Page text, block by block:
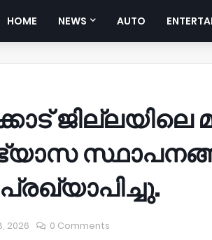
HOME NEWS AUTO
2026 0 Comments